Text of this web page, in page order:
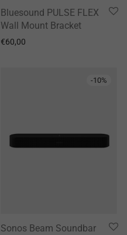
Bluesound PULSE FLEX
Wall Mount Bracket
€60,00
-10%
Sonos Beam Soundbar